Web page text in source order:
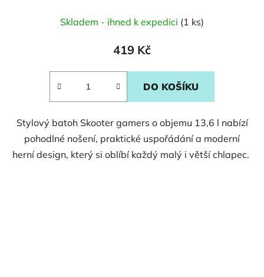
Skladem - ihned k expedici (1 ks)
419 Kč
DO KOŠÍKU
Stylový batoh Skooter gamers o objemu 13,6 l nabízí
pohodlné nošení, praktické uspořádání a moderní
herní design, který si oblíbí každý malý i větší chlapec.